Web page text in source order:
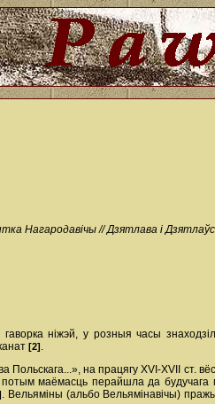
Нагародавічы // Дзятлава і
ніжэй, у розныя часы
[2].
Польскага...», на працягу XVI-XVII ст.
маёмасць перайшла да
. Вельямiны (альбо Вельямiнавiчы)